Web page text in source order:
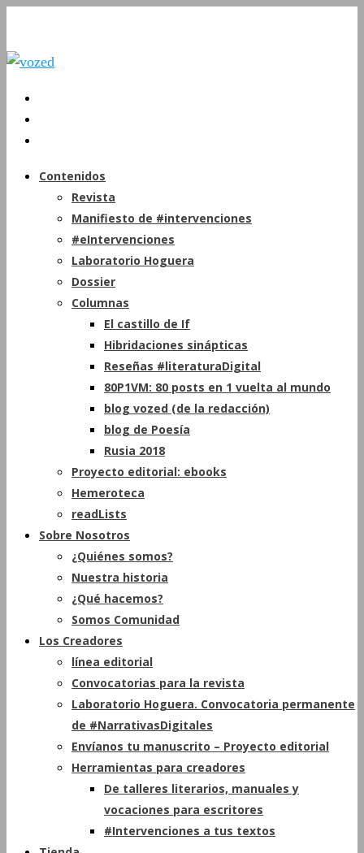
Contenidos
Revista
Manifiesto de #intervenciones
#eIntervenciones
Laboratorio Hoguera
Dossier
Columnas
El castillo de If
Hibridaciones sinápticas
Reseñas #literaturaDigital
80P1VM: 80 posts en 1 vuelta al mundo
blog vozed (de la redacción)
blog de Poesía
Rusia 2018
Proyecto editorial: ebooks
Hemeroteca
readLists
Sobre Nosotros
¿Quiénes somos?
Nuestra historia
¿Qué hacemos?
Somos Comunidad
Los Creadores
línea editorial
Convocatorias para la revista
Laboratorio Hoguera. Convocatoria permanente
de #NarrativasDigitales
Envíanos tu manuscrito – Proyecto editorial
Herramientas para creadores
De talleres literarios, manuales y
vocaciones para escritores
#Intervenciones a tus textos